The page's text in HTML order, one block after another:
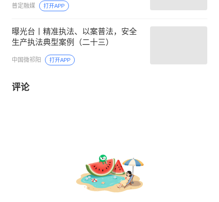
普定融媒 打开APP
曝光台丨精准执法、以案普法，安全
生产执法典型案例（二十三）
中国微祁阳 打开APP
评论